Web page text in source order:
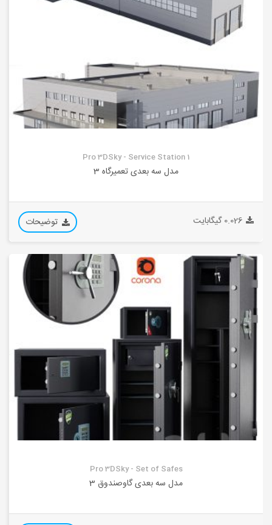
Pro 3DSky - Service Station 1
مدل سه بعدی تعمیرگاه 3
0.026 گیگابایت توضیحات
Pro 3DSky - Set of Safes
مدل سه بعدی گاوصندوق 3